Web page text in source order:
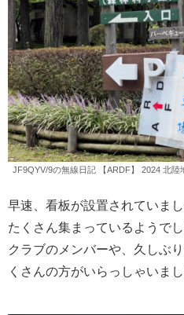
JF9QYV/9の無線日記 【ARDF】 2024 北陸
早速、看板が設置されていま
たくさん集まっているようで
クラブのメンバーや、久しぶ
くさんの方がいらっしゃいまし